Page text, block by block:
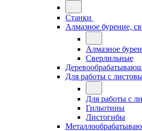
Станки
Алмазное бурение,
Алмазное
Сверлильные
Для работы с
Для работы с
Гильотины
Листогибы